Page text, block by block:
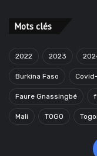
Mots clés
2022 2023
Burkina Faso
Faure Gnassingbé
Mali TOGO